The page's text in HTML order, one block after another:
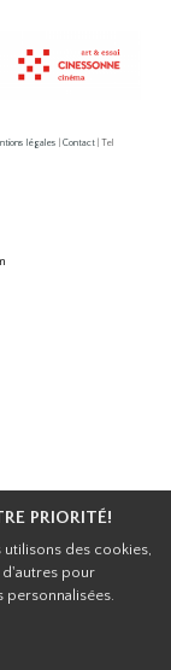
PRIORITÉ!
des cookies,
pour
légales Contact | Tel